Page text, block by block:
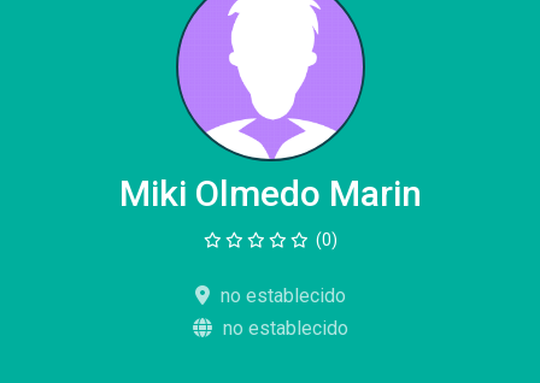
Miki Olmedo Marin
(0)
no establecido
no establecido